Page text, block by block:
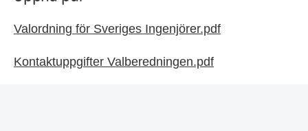
Valordning för Sveriges Ingenjörer.pdf
Kontaktuppgifter Valberedningen.pdf